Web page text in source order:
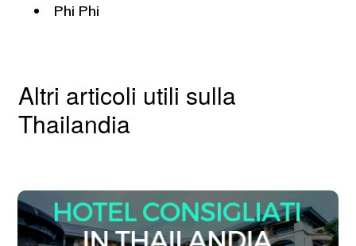
Phi Phi
Altri articoli utili sulla
Thailandia